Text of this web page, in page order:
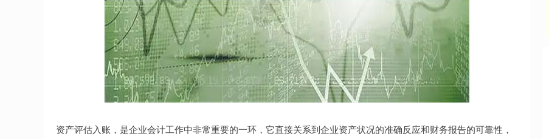
资产评估入账，是企业会计工作中非常重要的一环，它直接关系到企业资产状况的准确反应和财务报告的可靠性，
深证成指 14110.12 -34.08 -0.24% 沪深300 4651.31 -6.85